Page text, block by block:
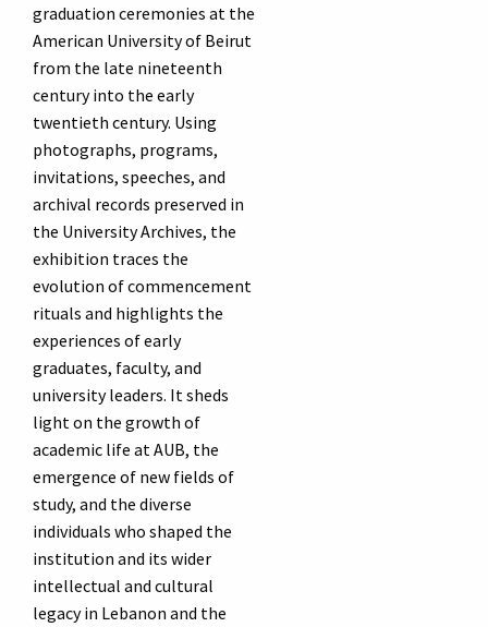
graduation ceremonies at the
American University of Beirut
from the late nineteenth
century into the early
twentieth century. Using
photographs, programs,
invitations, speeches, and
archival records preserved in
the University Archives, the
exhibition traces the
evolution of commencement
rituals and highlights the
experiences of early
graduates, faculty, and
university leaders. It sheds
light on the growth of
academic life at AUB, the
emergence of new fields of
study, and the diverse
individuals who shaped the
institution and its wider
intellectual and cultural
legacy in Lebanon and the